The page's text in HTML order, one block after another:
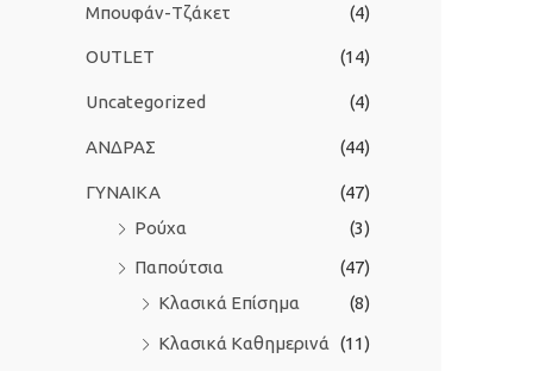
η
σ
ι
α
Μπουφάν-Τζάκετ (4)
OUTLET (14)
Uncategorized (4)
ΑΝΔΡΑΣ (44)
ΓΥΝΑΙΚΑ
(47)
Ρούχα
(3)
Παπούτσια
(47)
Κλασικά Επίσημα
(8)
Κλασικά Καθημερινά (11)